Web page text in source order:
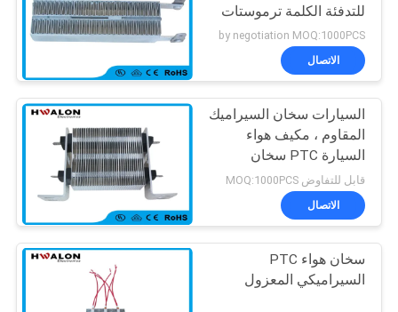
للتدفئة الكلمة ترموستات
by negotiation MOQ:1000PCS
الاتصال
السيارات سخان السيراميك
المقاوم ، مكيف هواء
السيارة PTC سخان
كهربائي
قابل للتفاوض MOQ:1000PCS
الاتصال
سخان هواء PTC
السيراميكي المعزول